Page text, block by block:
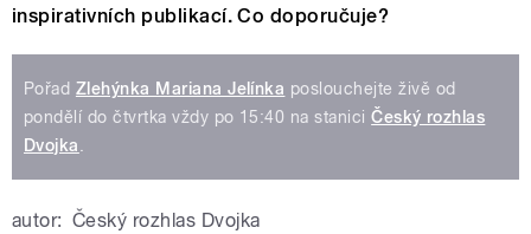
inspirativních publikací. Co doporučuje?
Pořad Zlehýnka Mariana Jelínka poslouchejte živě od
pondělí do čtvrtka vždy po 15:40 na staniciČeský rozhlas
Dvojka.
autor: Český rozhlas Dvojka